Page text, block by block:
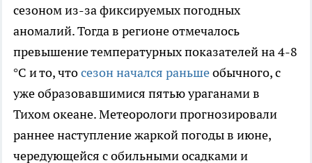
сезоном из-за фиксируемых погодных
аномалий. Тогда в регионе отмечалось
превышение температурных показателей на 4-8
°C и то, чтосезон начался раньшеобычного, с
уже образовавшимися пятью ураганами в
Тихом океане. Метеорологи прогнозировали
раннее наступление жаркой погоды в июне,
чередующейся с обильными осадками и